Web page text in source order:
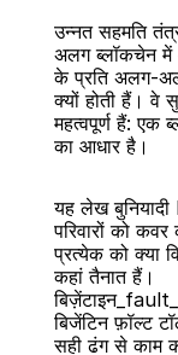
उन्नत सहमति
अलग ब्लॉकचेन में
के प्रति अलग-
क्यों होती हैं। वे
महत्वपूर्ण हैं: एक
का आधार है।
यह लेख
परिवारों को
प्रत्येक को क्या
कहां तैनात हैं।
बिजेंटिन फ़ॉल्ट
सही ढंग से काम